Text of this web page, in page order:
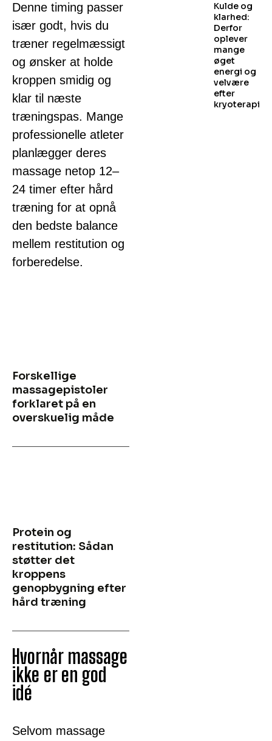
Denne timing passer
især godt, hvis du
træner regelmæssigt
og ønsker at holde
kroppen smidig og
klar til næste
træningspas. Mange
professionelle atleter
planlægger deres
massage netop 12–
24 timer efter hård
træning for at opnå
den bedste balance
mellem restitution og
forberedelse.
Forskellige
massagepistoler
forklaret på en
overskuelig måde
Protein og
restitution: Sådan
støtter det
kroppens
genopbygning efter
hård træning
Hvornår massage
ikke er en god
idé
Selvom massage
Kulde og
klarhed:
Derfor
oplever
mange
øget
energi og
velvære
efter
kryoterapi